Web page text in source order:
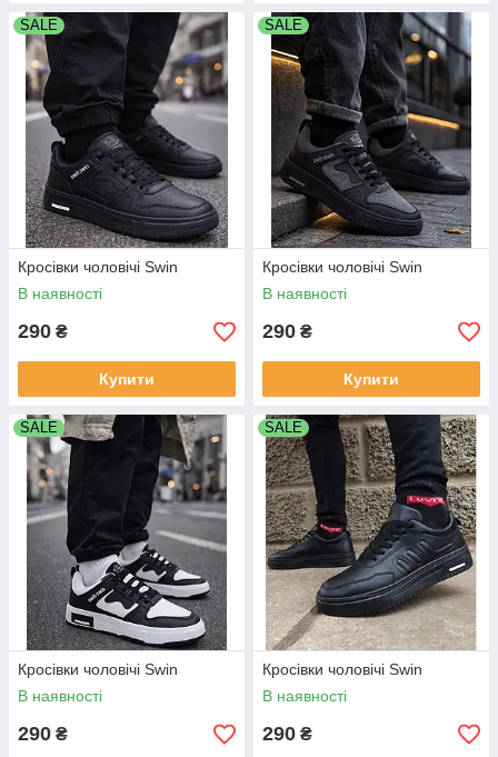
SALE
Кросівки чоловічі Swin
В наявності
290 ₴
Купити
SALE
Кросівки чоловічі Swin
В наявності
290 ₴
Купити
SALE
Кросівки чоловічі Swin
В наявності
290 ₴
SALE
Кросівки чоловічі Swin
В наявності
290 ₴